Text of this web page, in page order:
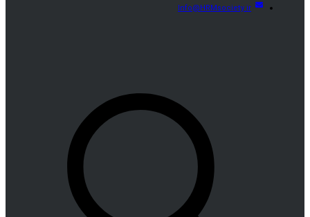
Info@HRMsociety.ir